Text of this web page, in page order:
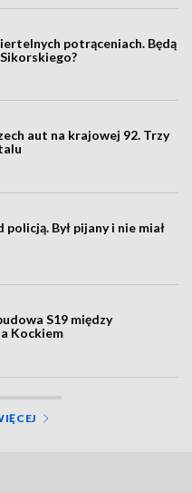
potrąceniach. Będą
aut na krajowej 92. Trzy
policją. Był pijany i nie miał
S19 między
Kockiem